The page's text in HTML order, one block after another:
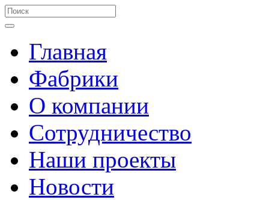
Главная
Фабрики
О компании
Сотрудничество
Наши проекты
Новости